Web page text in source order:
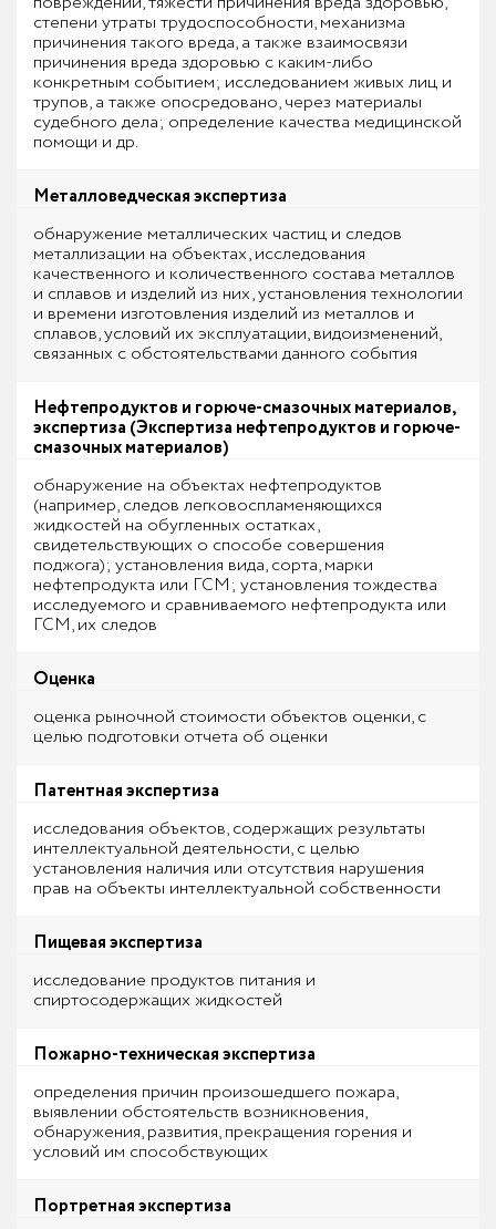
степени утраты трудоспособности, механизма
причинения такого вреда, а также взаимосвязи
причинения вреда здоровью с каким-либо
конкретным событием; исследованием живых лиц и
трупов, а также опосредовано, через материалы
судебного дела; определение качества медицинской
помощи и др.
Металловедческая экспертиза
обнаружение металлических частиц и следов
металлизации на объектах, исследования
качественного и количественного состава металлов
и сплавов и изделий из них, установления технологии
и времени изготовления изделий из металлов и
сплавов, условий их эксплуатации, видоизменений,
связанных с обстоятельствами данного события
Нефтепродуктов и горюче-смазочных материалов,
экспертиза (Экспертиза нефтепродуктов и горюче-
смазочных материалов)
обнаружение на объектах нефтепродуктов
(например, следов легковоспламеняющихся
жидкостей на обугленных остатках,
свидетельствующих о способе совершения
поджога); установления вида, сорта, марки
нефтепродукта или ГСМ; установления тождества
исследуемого и сравниваемого нефтепродукта или
ГСМ, их следов
Оценка
оценка рыночной стоимости объектов оценки, с
целью подготовки отчета об оценки
Патентная экспертиза
исследования объектов, содержащих результаты
интеллектуальной деятельности, с целью
установления наличия или отсутствия нарушения
прав на объекты интеллектуальной собственности
Пищевая экспертиза
исследование продуктов питания и
спиртосодержащих жидкостей
Пожарно-техническая экспертиза
определения причин произошедшего пожара,
выявлении обстоятельств возникновения,
обнаружения, развития, прекращения горения и
условий им способствующих
Портретная экспертиза